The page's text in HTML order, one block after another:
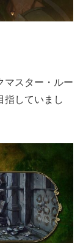
マスター・ルー
指していまし